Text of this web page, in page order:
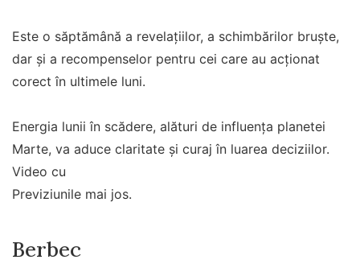
Este o săptămână a revelațiilor, a schimbărilor bruște,
dar și a recompenselor pentru cei care au acționat
corect în ultimele luni.
Energia lunii în scădere, alături de influența planetei
Marte, va aduce claritate și curaj în luarea deciziilor.
Video cu
Previziunile mai jos.
Berbec